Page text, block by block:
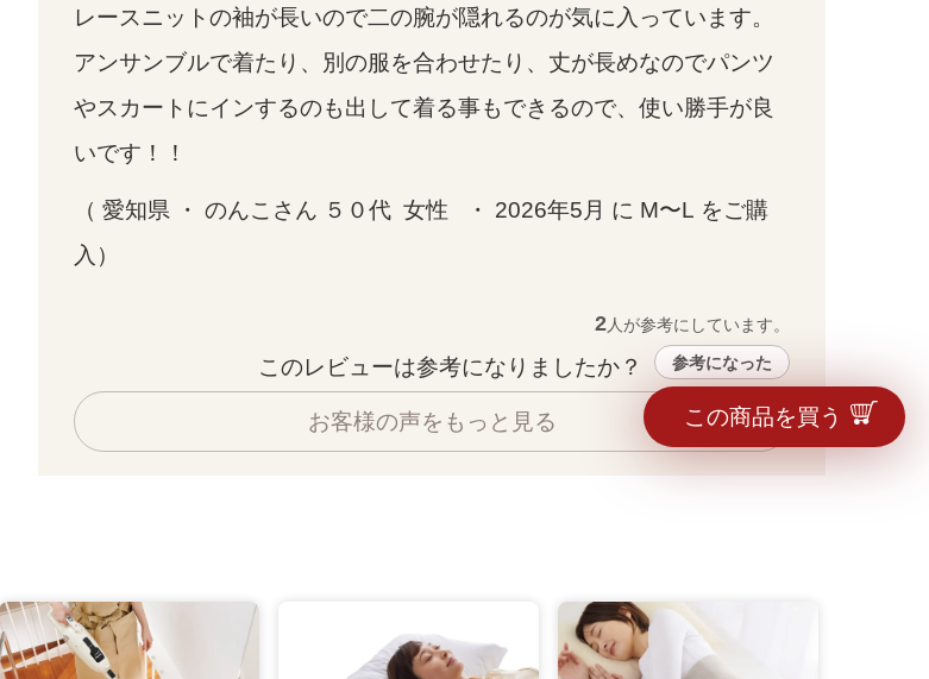
レースニットの袖が長いので二の腕が隠れるのが気に入っています。
アンサンブルで着たり、別の服を合わせたり、丈が長めなのでパンツ
やスカートにインするのも出して着る事もできるので、使い勝手が良
いです！！
（ 愛知県 ・ のんこさん ５０代  女性   ・ 2026年5月 に M〜L をご購
入）
2人が参考にしています。
このレビューは参考になりましたか？ 参考になった
お客様の声をもっと見る この商品を買う